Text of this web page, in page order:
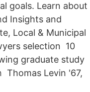
goals. Learn about
Insights and
Local & Municipal
selection 10
graduate study
Thomas Levin '67,